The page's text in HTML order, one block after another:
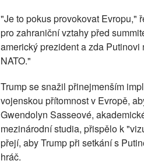
"Je to pokus provokovat Evropu,"
pro zahraniční vztahy před
americký prezident a zda
NATO."
Trump se snažil přinejmenším
vojenskou přítomnost v Evropě,
Gwendolyn Sasseové,
mezinárodní studia, přispělo k
přejí, aby Trump při setkání s
hráč.